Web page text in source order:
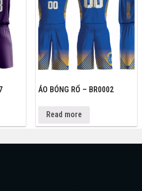
ÁO BÓNG RỔ – BR0002
Read more